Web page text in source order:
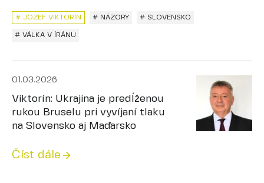
# NÁZORY
# JOZEF VIKTORÍN # SLOVENSKO
# VÁLKA V ÍRÁNU
01.03.2026
Viktorín: Ukrajina je predĺženou
rukou Bruselu pri vyvíjaní tlaku
na Slovensko aj Maďarsko
Číst dále